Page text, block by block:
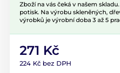
Zboží na vás čeká v našem
potisk. Na výrobu skleněných,
výrobků je výrobní doba 3 až 5
271 Kč
224 Kč bez DPH